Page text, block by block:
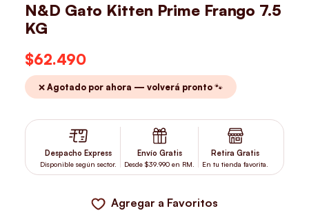
N&D Gato Kitten Prime Frango 7.5
KG
$62.490
❌ Agotado por ahora — volverá pronto 🐾
Despacho Express
Disponible según sector.
Envío Gratis
Desde $39.990 en RM.
Retira Gratis
En tu tienda favorita.
Agregar a Favoritos